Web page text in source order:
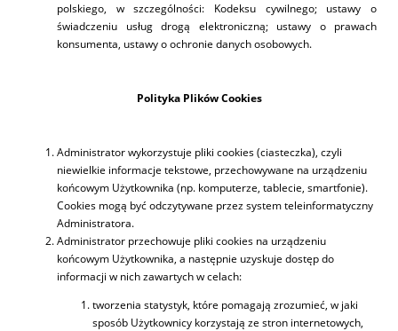
polskiego, w szczególności: Kodeksu cywilnego; ustawy o
świadczeniu usług drogą elektroniczną; ustawy o prawach
konsumenta, ustawy o ochronie danych osobowych.
Polityka Plików Cookies
Administrator wykorzystuje pliki cookies (ciasteczka), czyli
niewielkie informacje tekstowe, przechowywane na urządzeniu
końcowym Użytkownika (np. komputerze, tablecie, smartfonie).
Cookies mogą być odczytywane przez system teleinformatyczny
Administratora.
Administrator przechowuje pliki cookies na urządzeniu
końcowym Użytkownika, a następnie uzyskuje dostęp do
informacji w nich zawartych w celach:
tworzenia statystyk, które pomagają zrozumieć, w jaki
sposób Użytkownicy korzystają ze stron internetowych,